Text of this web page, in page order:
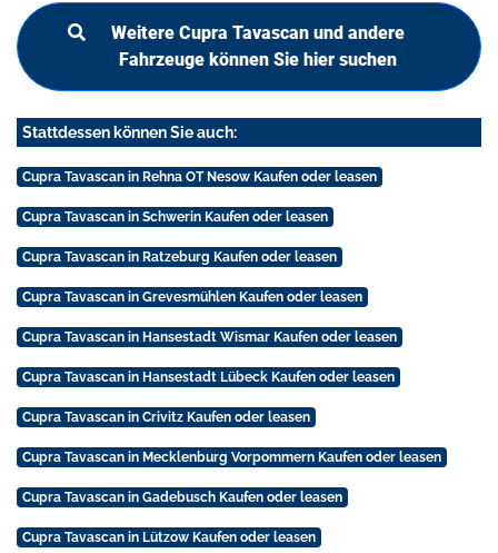
Weitere Cupra Tavascan und andere
Fahrzeuge können Sie hier suchen
Stattdessen können Sie auch:
Cupra Tavascan in Rehna OT Nesow Kaufen oder leasen
Cupra Tavascan in Schwerin Kaufen oder leasen
Cupra Tavascan in Ratzeburg Kaufen oder leasen
Cupra Tavascan in Grevesmühlen Kaufen oder leasen
Cupra Tavascan in Hansestadt Wismar Kaufen oder leasen
Cupra Tavascan in Hansestadt Lübeck Kaufen oder leasen
Cupra Tavascan in Crivitz Kaufen oder leasen
Cupra Tavascan in Mecklenburg Vorpommern Kaufen oder leasen
Cupra Tavascan in Gadebusch Kaufen oder leasen
Cupra Tavascan in Lützow Kaufen oder leasen